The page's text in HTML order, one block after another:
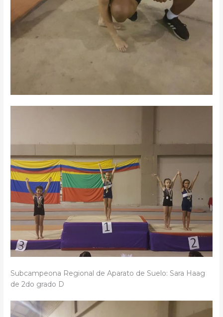
Subcampeona Regional de Aparato de Suelo: Sara Haag
de 2do grado D